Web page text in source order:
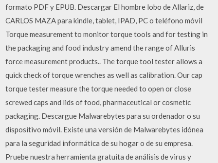
formato PDF y EPUB. Descargar El hombre lobo de Allariz, de
CARLOS MAZA para kindle, tablet, IPAD, PC o teléfono móvil
Torque measurement to monitor torque tools and for testing in
the packaging and food industry amend the range of Alluris
force measurement products.. The torque tool tester allows a
quick check of torque wrenches as well as calibration. Our cap
torque tester measure the torque needed to open or close
screwed caps and lids of food, pharmaceutical or cosmetic
packaging. Descargue Malwarebytes para su ordenador o su
dispositivo móvil. Existe una versión de Malwarebytes idónea
para la seguridad informática de su hogar o de su empresa.
Pruebe nuestra herramienta gratuita de análisis de virus y